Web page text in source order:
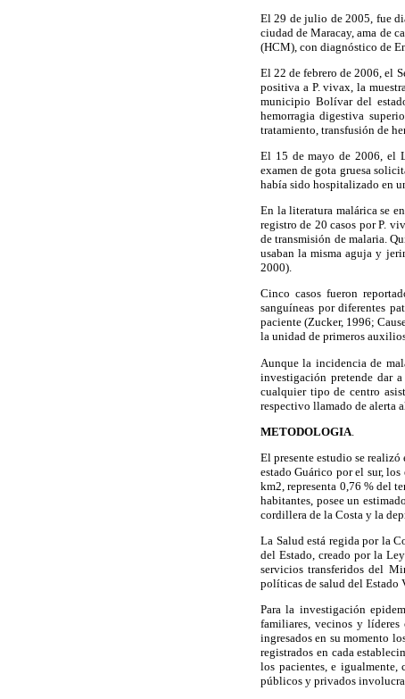
El 29 de julio de 2005, fue
ciudad de Maracay, ama de
(HCM), con diagnóstico de
El 22 de febrero de 2006, el
positiva a P. vivax, la
municipio Bolívar del
hemorragia digestiva
tratamiento, transfusión de
El 15 de mayo de 2006, el
examen de gota gruesa
había sido hospitalizado en
En la literatura malárica se
registro de 20 casos por P.
de transmisión de malaria.
usaban la misma aguja y
2000).
Cinco casos fueron
sanguíneas por diferentes
paciente (Zucker, 1996;
la unidad de primeros
Aunque la incidencia de
investigación pretende dar
cualquier tipo de centro
respectivo llamado de alerta
METODOLOGIA
El presente estudio se
estado Guárico por el sur,
km2, representa 0,76 % del
habitantes, posee un
cordillera de la Costa y la
La Salud está regida por la
del Estado, creado por la
servicios transferidos del
políticas de salud del Estado
Para la investigación
familiares, vecinos y líderes
ingresados en su momento
registrados en cada
los pacientes, e igualmente,
públicos y privados